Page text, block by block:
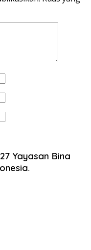
Yayasan Bina